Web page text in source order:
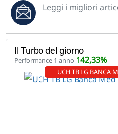
Leggi i migliori
Il Turbo del giorno
Performance 1 anno 142,33%
UCH TB LG BANCA